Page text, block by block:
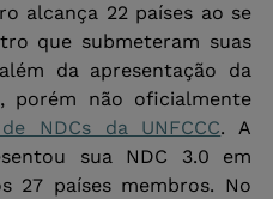
alcança 22 países ao se
que submeteram suas
porém não oficialmente
NDCs da UNFCCC. A
sua NDC 3.0 em
27 países membros. No